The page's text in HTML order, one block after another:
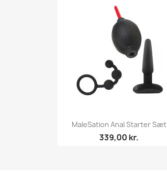
MaleSation Anal Starter Sæt
339,00 kr.